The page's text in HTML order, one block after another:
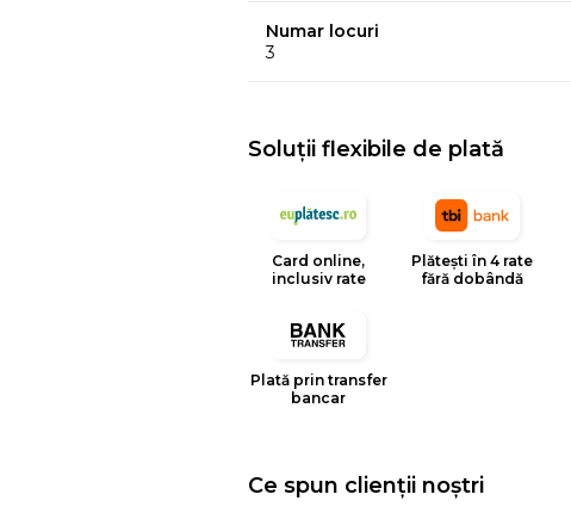
Numar locuri
3
Soluții flexibile de plată
Card online,
inclusiv rate
Plătești în 4 rate
fără dobândă
Plată prin transfer
bancar
Ce spun clienții noștri